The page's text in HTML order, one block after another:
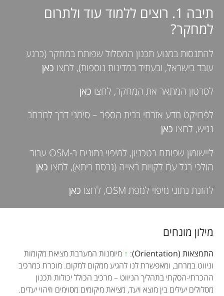
תיבה 1. רוצים ללמוד עוד ולתרום
למחקר?
להתנסוּת במנוע תכנון המסלול שפותח במחקר (כרגע
עובד בישראל, ובעתיד במדינות נוספות), לחצו כאן
לסרטון המתאר את המחקר, לחצו כאן
לפרויקט מדע אזרחי בבית הספר – סימני דרך למרחב
נגיש, לחצו כאן
ליישומון שפותח בטכניון, למיפוי נתונים ב-OSM עבור
הולכי רגל עם לקויות ראייה (גרסת ביתא), לחצו כאן
להזנת נתוני מיפוי למפת OSM, לחצו
כאן
מילון מונחים
התמצאות (Orientation) :
↑ מיומנות המערבת מציאת מקומות
וניווט במרחב, ומאפשרת לנו להגיע ממקום למקום. מוכרת כמרכיב
ההכרתי-הסקתי בתהליך הניווט – מרכיב הכולל יכולות תכנון
מסלולים יעילים בין מוצא ויעד, מציאת מיקומים מסוימים וזיהוי יעדים.